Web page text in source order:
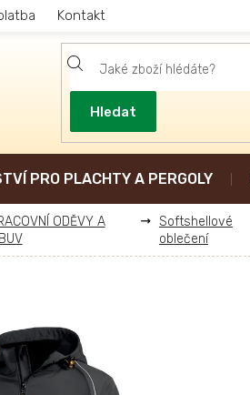
Kontakt
Hledat
PRO PLACHTY A PERGOLY
ODĚVY A
Softshellové
oblečení